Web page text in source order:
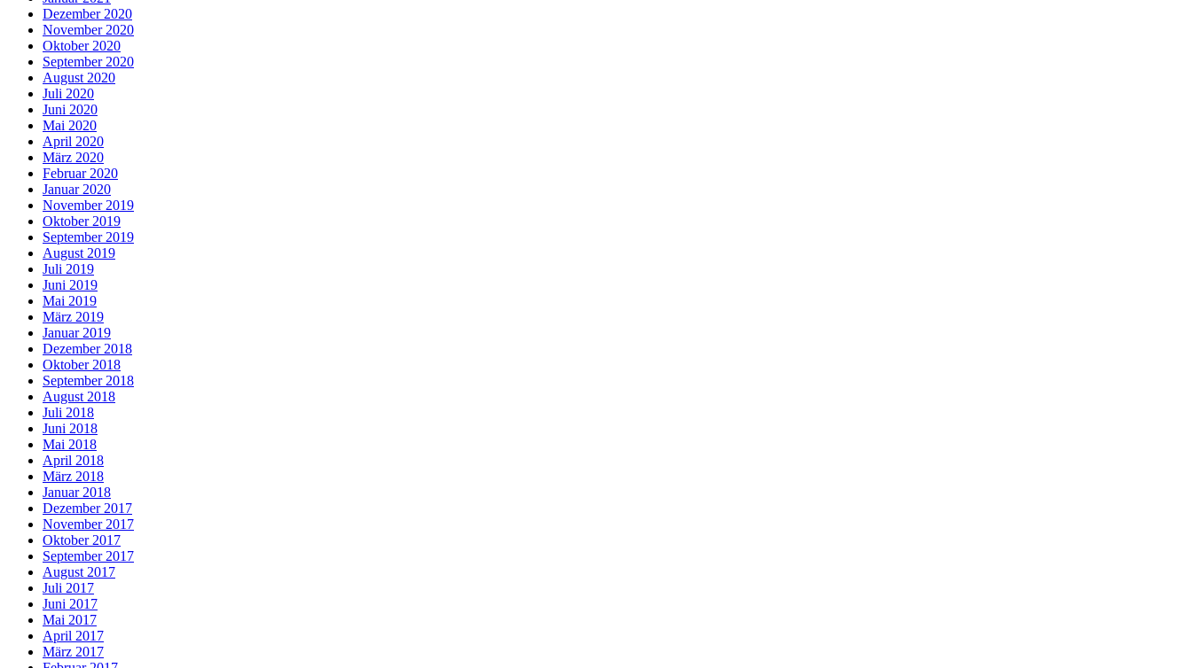
Dezember 2020
November 2020
Oktober 2020
September 2020
August 2020
Juli 2020
Juni 2020
Mai 2020
April 2020
März 2020
Februar 2020
Januar 2020
November 2019
Oktober 2019
September 2019
August 2019
Juli 2019
Juni 2019
Mai 2019
März 2019
Januar 2019
Dezember 2018
Oktober 2018
September 2018
August 2018
Juli 2018
Juni 2018
Mai 2018
April 2018
März 2018
Januar 2018
Dezember 2017
November 2017
Oktober 2017
September 2017
August 2017
Juli 2017
Juni 2017
Mai 2017
April 2017
März 2017